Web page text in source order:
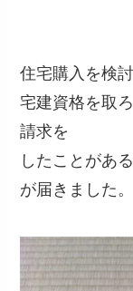
住宅購入を検
宅建資格を取
請求を
したことがあ
が届きました。